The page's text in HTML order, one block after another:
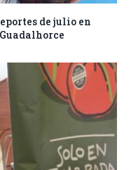
de julio en